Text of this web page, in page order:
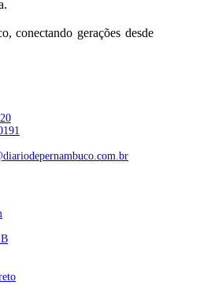
conectando gerações desde